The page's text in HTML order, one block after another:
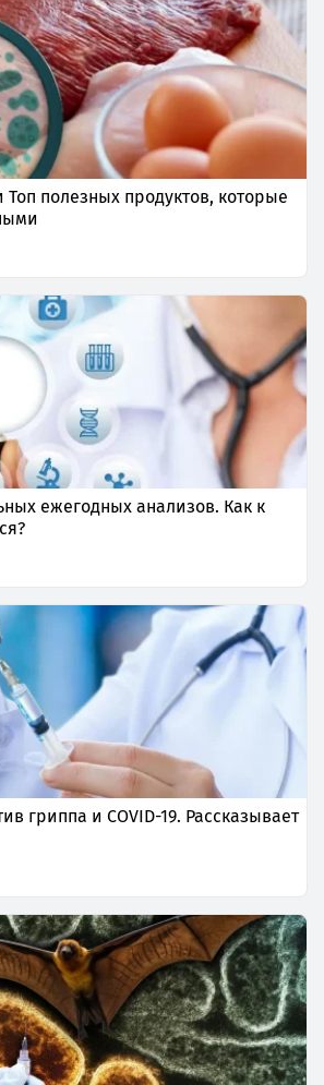
полезных продуктов, которые
ежегодных анализов. Как к
гриппа и COVID-19. Рассказывает